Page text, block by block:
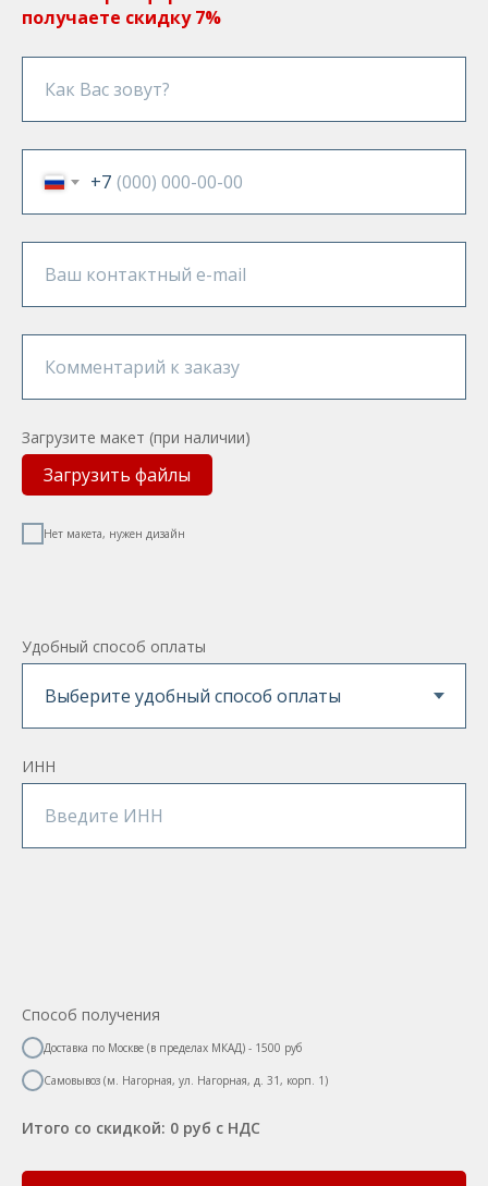
получаете скидку 7%
+7
Загрузите макет (при наличии)
Загрузить файлы
Нет макета, нужен дизайн
Удобный способ оплаты
ИНН
Способ получения
Доставка по Москве (в пределах МКАД) - 1500 руб
Самовывоз (м. Нагорная, ул. Нагорная, д. 31, корп. 1)
Итого со скидкой: 0 руб с НДС